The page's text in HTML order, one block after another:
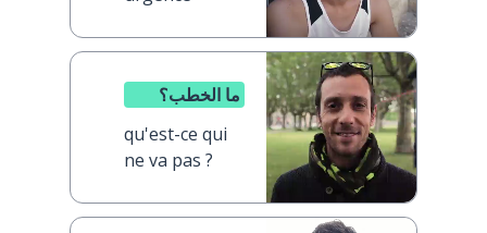
ما الخطب؟
qu'est-ce qui
ne va pas ?